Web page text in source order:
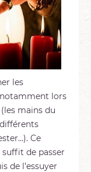
les
lors
mains du
Ce
de passer
de l’essuyer